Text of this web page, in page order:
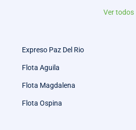
Ver todos
Expreso Paz Del Rio
Flota Aguila
Flota Magdalena
Flota Ospina